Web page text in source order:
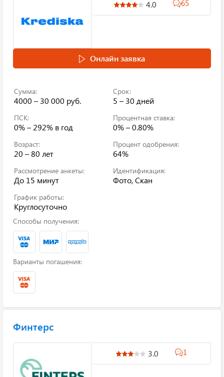
4.0 65
Онлайн заявка
Сумма:
4000 – 30 000 руб.
Срок:
5 – 30 дней
ПСК:
0% – 292% в год
Процентная ставка:
0% – 0.80%
Возраст:
20 – 80 лет
Процент одобрения:
64%
Рассмотрение анкеты:
До 15 минут
Идентификация:
Фото, Скан
График работы:
Круглосуточно
Способы получения:
Варианты погашения:
Финтерс
3.0 1